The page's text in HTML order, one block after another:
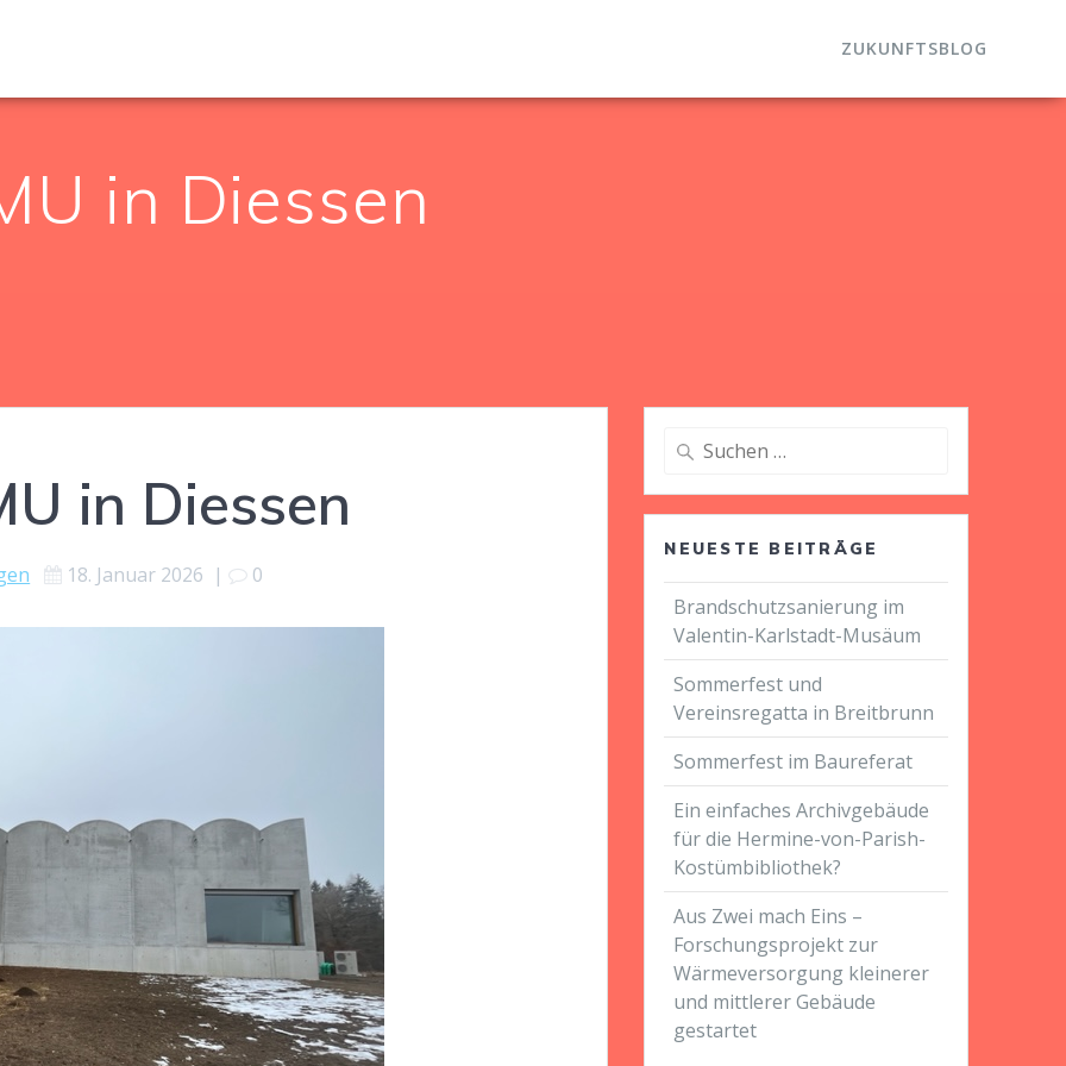
ZUKUNFTSBLOG
in Diessen
in Diessen
18. Januar 2026 | 0
Suche
nach:
NEUESTE BEITRÄGE
Brandschutzsanierung im
Valentin-Karlstadt-Musäum
Sommerfest und
Vereinsregatta in Breitbrunn
Sommerfest im Baureferat
Ein einfaches Archivgebäude
für die Hermine-von-Parish-
Kostümbibliothek?
Aus Zwei mach Eins –
Forschungsprojekt zur
Wärmeversorgung kleinerer
und mittlerer Gebäude
gestartet